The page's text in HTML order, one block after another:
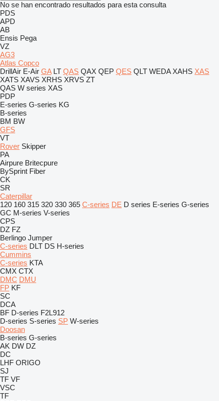
No se han encontrado resultados para esta consulta
PDS
APD
AB
Ensis Pega
VZ
AG3
Atlas Copco
DrillAir E-Air GA LT QAS QAX QEP QES QLT WEDA XAHS XAS
XATS XAVS XRHS XRVS ZT
QAS W series XAS
PDP
E-series G-series KG
B-series
BM BW
GFS
VT
Rover Skipper
PA
Airpure Britecpure
BySprint Fiber
CK
SR
Caterpillar
120 160 315 320 330 365 C-series DE D series E-series G-series
GC M-series V-series
CPS
DZ FZ
Berlingo Jumper
C-series DLT DS H-series
Cummins
C-series KTA
CMX CTX
DMC DMU
FP KF
SC
DCA
BF D-series F2L912
D-series S-series SP W-series
Doosan
B-series G-series
AK DW DZ
DC
LHF ORIGO
SJ
TF VF
VSC
TF